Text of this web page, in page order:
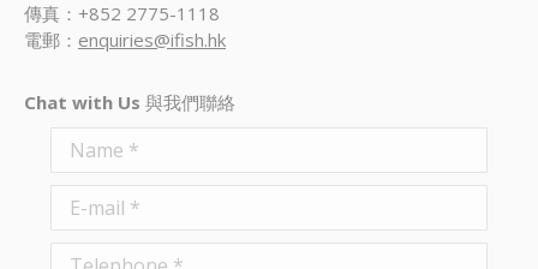
傳真：+852 2775-1118
電郵： enquiries@ifish.hk
Chat with Us 與我們聯絡
Name *
E-mail *
Telephone *